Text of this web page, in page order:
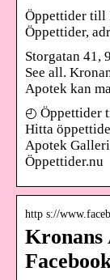
Öppettider till
Öppettider,
Storgatan 41,
See all.
Apotek kan
◴ Öppettider
Hitta
Apotek
Öppettider.nu
http s://
Kronans